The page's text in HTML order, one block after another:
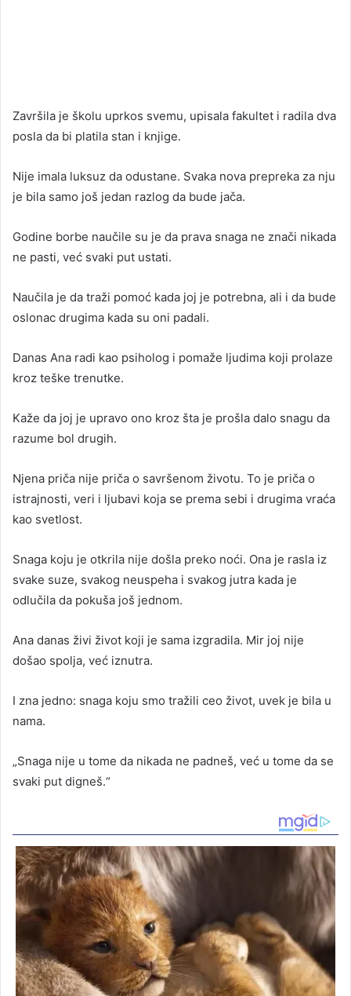
Završila je školu uprkos svemu, upisala fakultet i radila dva
posla da bi platila stan i knjige.
Nije imala luksuz da odustane. Svaka nova prepreka za nju
je bila samo još jedan razlog da bude jača.
Godine borbe naučile su je da prava snaga ne znači nikada
ne pasti, već svaki put ustati.
Naučila je da traži pomoć kada joj je potrebna, ali i da bude
oslonac drugima kada su oni padali.
Danas Ana radi kao psiholog i pomaže ljudima koji prolaze
kroz teške trenutke.
Kaže da joj je upravo ono kroz šta je prošla dalo snagu da
razume bol drugih.
Njena priča nije priča o savršenom životu. To je priča o
istrajnosti, veri i ljubavi koja se prema sebi i drugima vraća
kao svetlost.
Snaga koju je otkrila nije došla preko noći. Ona je rasla iz
svake suze, svakog neuspeha i svakog jutra kada je
odlučila da pokuša još jednom.
Ana danas živi život koji je sama izgradila. Mir joj nije
došao spolja, već iznutra.
I zna jedno: snaga koju smo tražili ceo život, uvek je bila u
nama.
„Snaga nije u tome da nikada ne padneš, već u tome da se
svaki put digneš.“